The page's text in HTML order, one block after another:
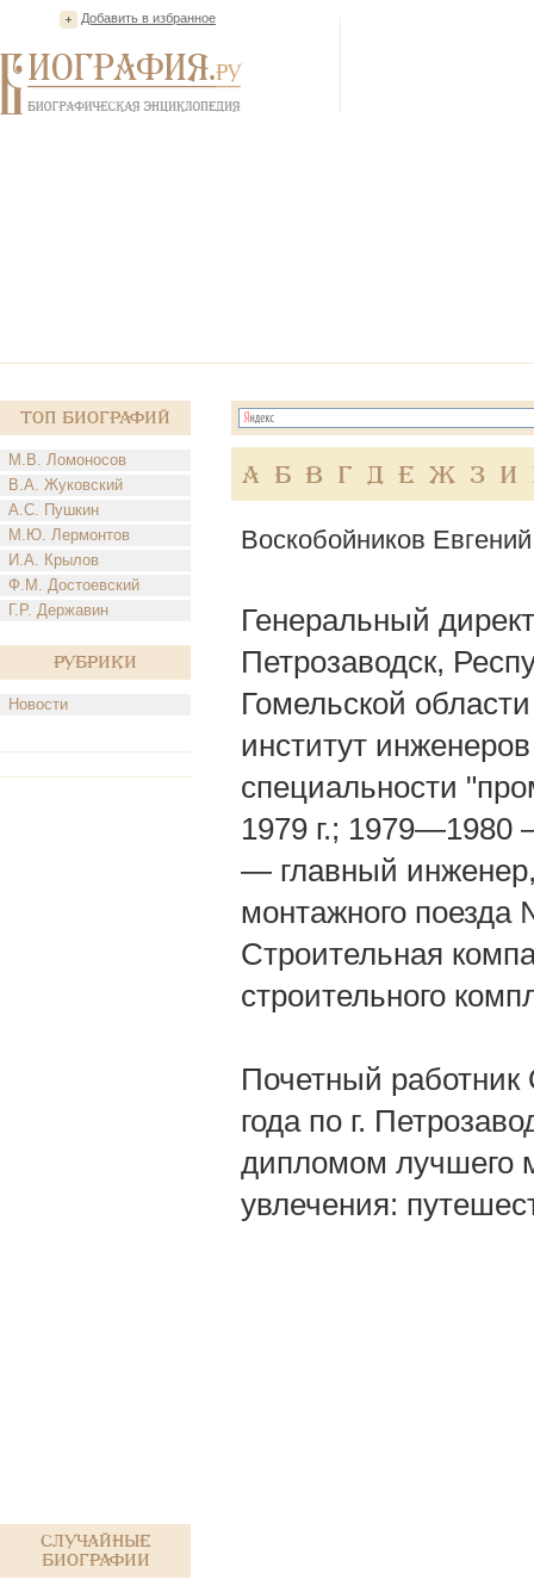
Добавить в избранное
Топ Биографий
М.В. Ломоносов
В.А. Жуковский
А.С. Пушкин
М.Ю. Лермонтов
И.А. Крылов
Ф.М. Достоевский
Г.Р. Державин
Рубрики
Новости
Случайные
биографии
А Б В Г Д Е Ж З И
Воскобойников
Генеральный
Петрозаводск,
Гомельской
институт
специальности
1979 г.;
— главный
монтажного
Строительная
строительного
Почетный работник
года по г.
дипломом лучшего
увлечения: